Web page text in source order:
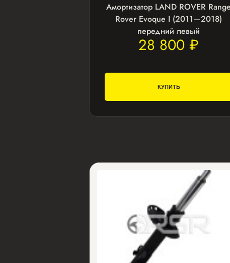
Амортизатор LAND ROVER Range
Rover Evoque I (2011—2018)
передний левый
28 800 ₽
КУПИТЬ